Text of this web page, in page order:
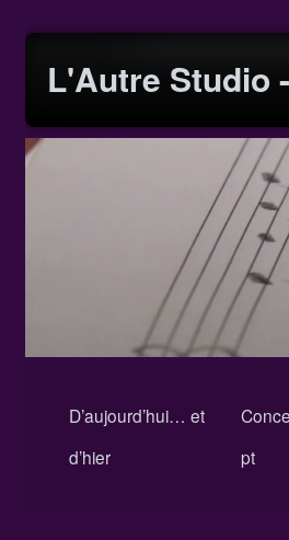
L'Autre Studio
D’aujourd’hui… et
d’hier
Conce
pt